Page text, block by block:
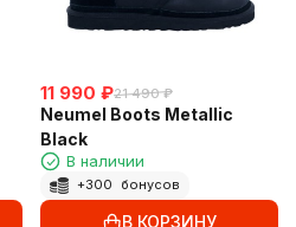
11 990 ₽21 490 ₽
Neumel Boots Metallic
Black
В наличии
+300 бонусов
В КОРЗИНУ